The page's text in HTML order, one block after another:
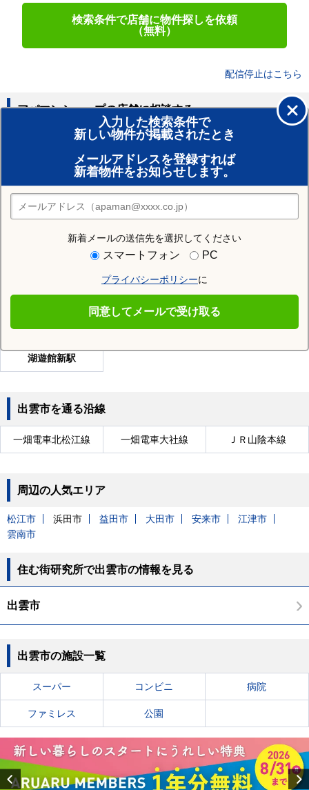
検索条件で店舗に物件探しを依頼
（無料）
配信停止はこちら
入力した検索条件で
新しい物件が掲載されたとき
メールアドレスを登録すれば
新着物件をお知らせします。
新着メールの送信先を選択してください
スマートフォン PC
プライバシーポリシーに
同意してメールで受け取る
アパマンショップの店舗に相談する
賃貸のプロがお部屋探し！
おまかせ物件リクエスト
住みたい街の店舗を探す
店舗検索
浜山公園北口駅
出雲神西駅 小田駅 田儀駅
湖遊館新駅
出雲市を通る沿線
一畑電車北松江線 一畑電車大社線 ＪＲ山陰本線
周辺の人気エリア
松江市 浜田市 益田市 大田市 安来市
江津市
雲南市
住む街研究所で出雲市の情報を見る
出雲市
出雲市の施設一覧
スーパー コンビニ 病院
ファミレス 公園
Previous